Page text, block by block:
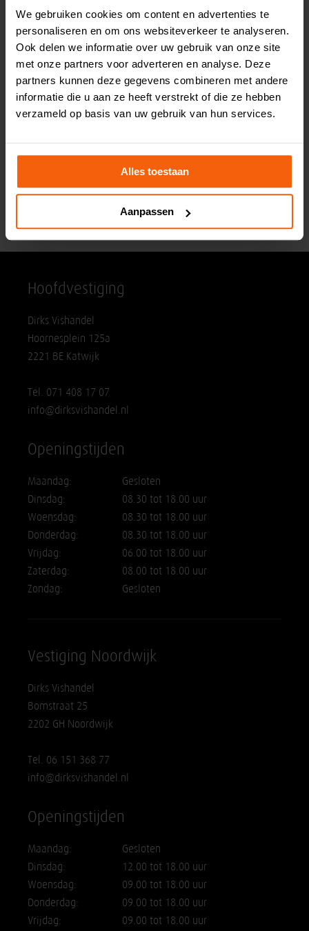
We gebruiken cookies om content en advertenties te
personaliseren en om ons websiteverkeer te analyseren.
Ook delen we informatie over uw gebruik van onze site
met onze partners voor adverteren en analyse. Deze
partners kunnen deze gegevens combineren met andere
informatie die u aan ze heeft verstrekt of die ze hebben
verzameld op basis van uw gebruik van hun services.
Alles toestaan
Aanpassen
Hoofdvestiging
Dirks Vishandel
Hoornesplein 125a
2221 BE Katwijk
Tel. 071 408 17 07
info@dirksvishandel.nl
Openingstijden
Maandag:
Gesloten
Dinsdag:
08.30 tot 18.00 uur
Woensdag:
08.30 tot 18.00 uur
Donderdag:
08.30 tot 18.00 uur
Vrijdag:
06.00 tot 18.00 uur
Zaterdag:
08.00 tot 18.00 uur
Zondag:
Gesloten
Vestiging Noordwijk
Dirks Vishandel
Bomstraat 25
2202 GH Noordwijk
Tel. 06 151 368 77
info@dirksvishandel.nl
Openingstijden
Maandag:
Gesloten
Dinsdag:
12.00 tot 18.00 uur
Woensdag:
09.00 tot 18.00 uur
Donderdag:
09.00 tot 18.00 uur
Vrijdag:
09.00 tot 18.00 uur